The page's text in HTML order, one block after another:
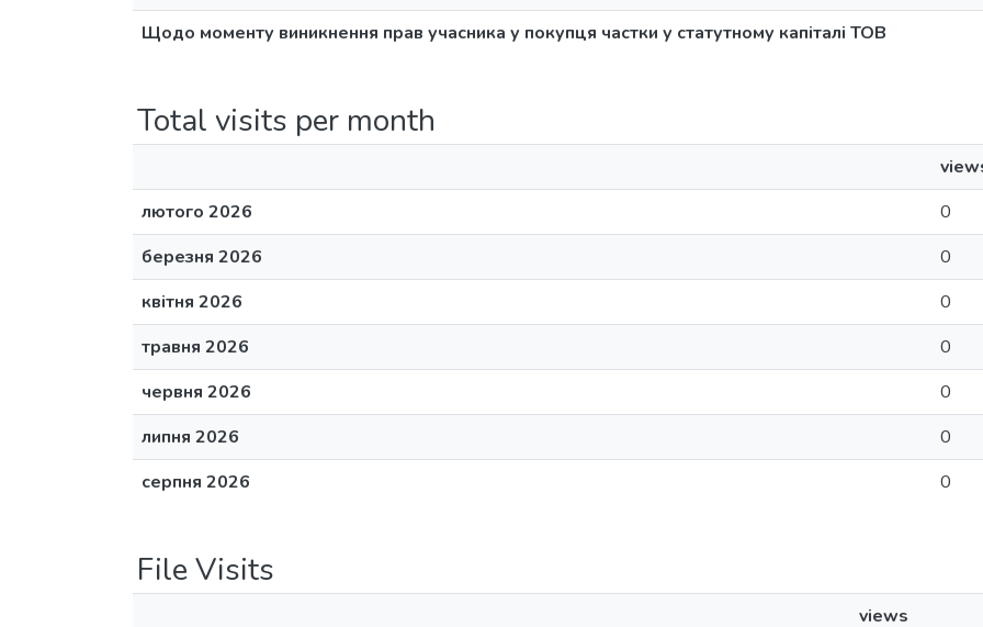
Щодо моменту виникнення прав учасника у покупця частки у статутному капіталі ТОВ
Total visits per month
лютого 2026
0
березня 2026
0
квітня 2026
0
травня 2026
0
червня 2026
0
липня 2026
0
серпня 2026
0
File Visits
views